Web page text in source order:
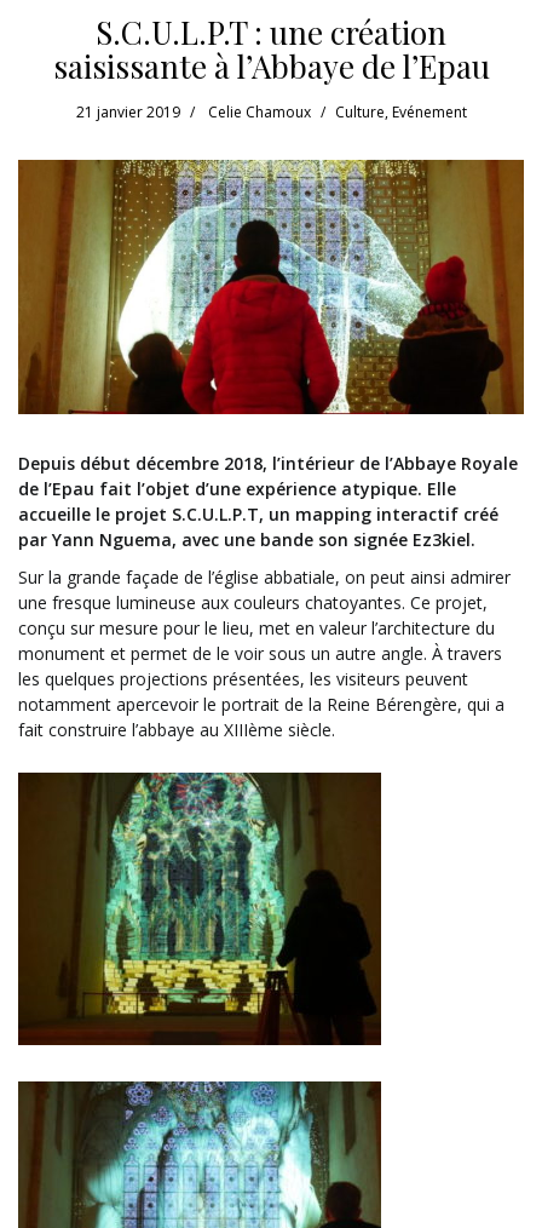
S.C.U.L.P.T : une création
saisissante à l’Abbaye de l’Epau
21 janvier 2019 Celie Chamoux Culture,Evénement
Depuis début décembre 2018, l’intérieur de l’Abbaye Royale
de l’Epau fait l’objet d’une expérience atypique. Elle
accueille le projet S.C.U.L.P.T, un mapping interactif créé
par Yann Nguema, avec une bande son signée Ez3kiel.
Sur la grande façade de l’église abbatiale, on peut ainsi admirer
une fresque lumineuse aux couleurs chatoyantes. Ce projet,
conçu sur mesure pour le lieu, met en valeur l’architecture du
monument et permet de le voir sous un autre angle. À travers
les quelques projections présentées, les visiteurs peuvent
notamment apercevoir le portrait de la Reine Bérengère, qui a
fait construire l’abbaye au XIIIème siècle.